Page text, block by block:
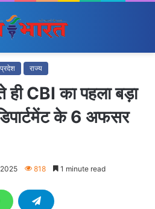
राज्य
CBI का पहला बड़ा
के 6 अफसर
818 1 minute read